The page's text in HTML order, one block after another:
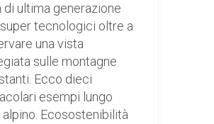
di ultima generazione
tecnologici oltre a
una vista
sulle montagne
Ecco dieci
esempi lungo
alpino. Ecosostenibilità